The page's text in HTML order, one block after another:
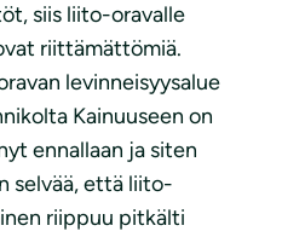
siis liito-oravalle
riittämättömiä.
levinneisyysalue
Kainuuseen on
ennallaan ja siten
selvää, että liito-
riippuu pitkälti